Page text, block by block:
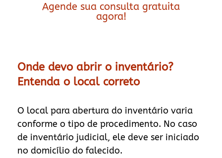
Agende sua consulta gratuita
agora!
Onde devo abrir o inventário?
Entenda o local correto
O local para abertura do inventário varia
conforme o tipo de procedimento. No caso
de inventário judicial, ele deve ser iniciado
no domicílio do falecido.